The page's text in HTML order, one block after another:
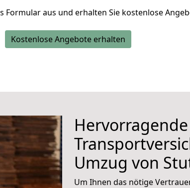
Formular aus und erhalten Sie kostenlose
Kostenlose Angebote erhalten
Hervorragende
Umzug von
Um Ihnen das nötige